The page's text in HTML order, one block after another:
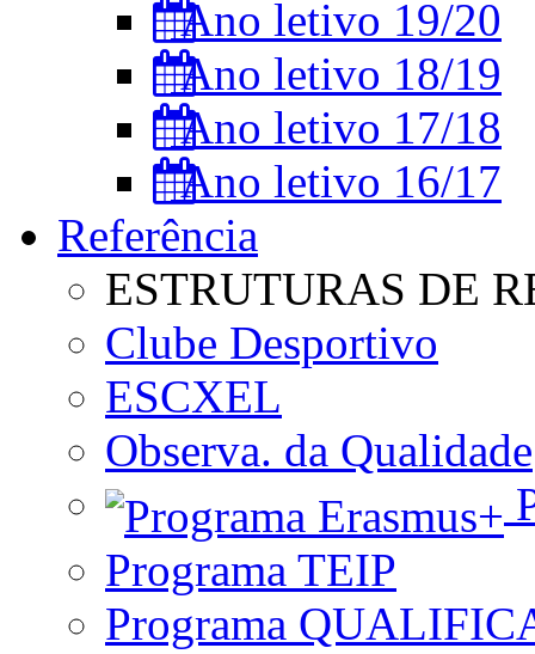
Ano letivo 19/20
Ano letivo 18/19
Ano letivo 17/18
Ano letivo 16/17
Referência
ESTRUTURAS DE
Clube Desportivo
ESCXEL
Observa. da Qualidade
Programa TEIP
Programa